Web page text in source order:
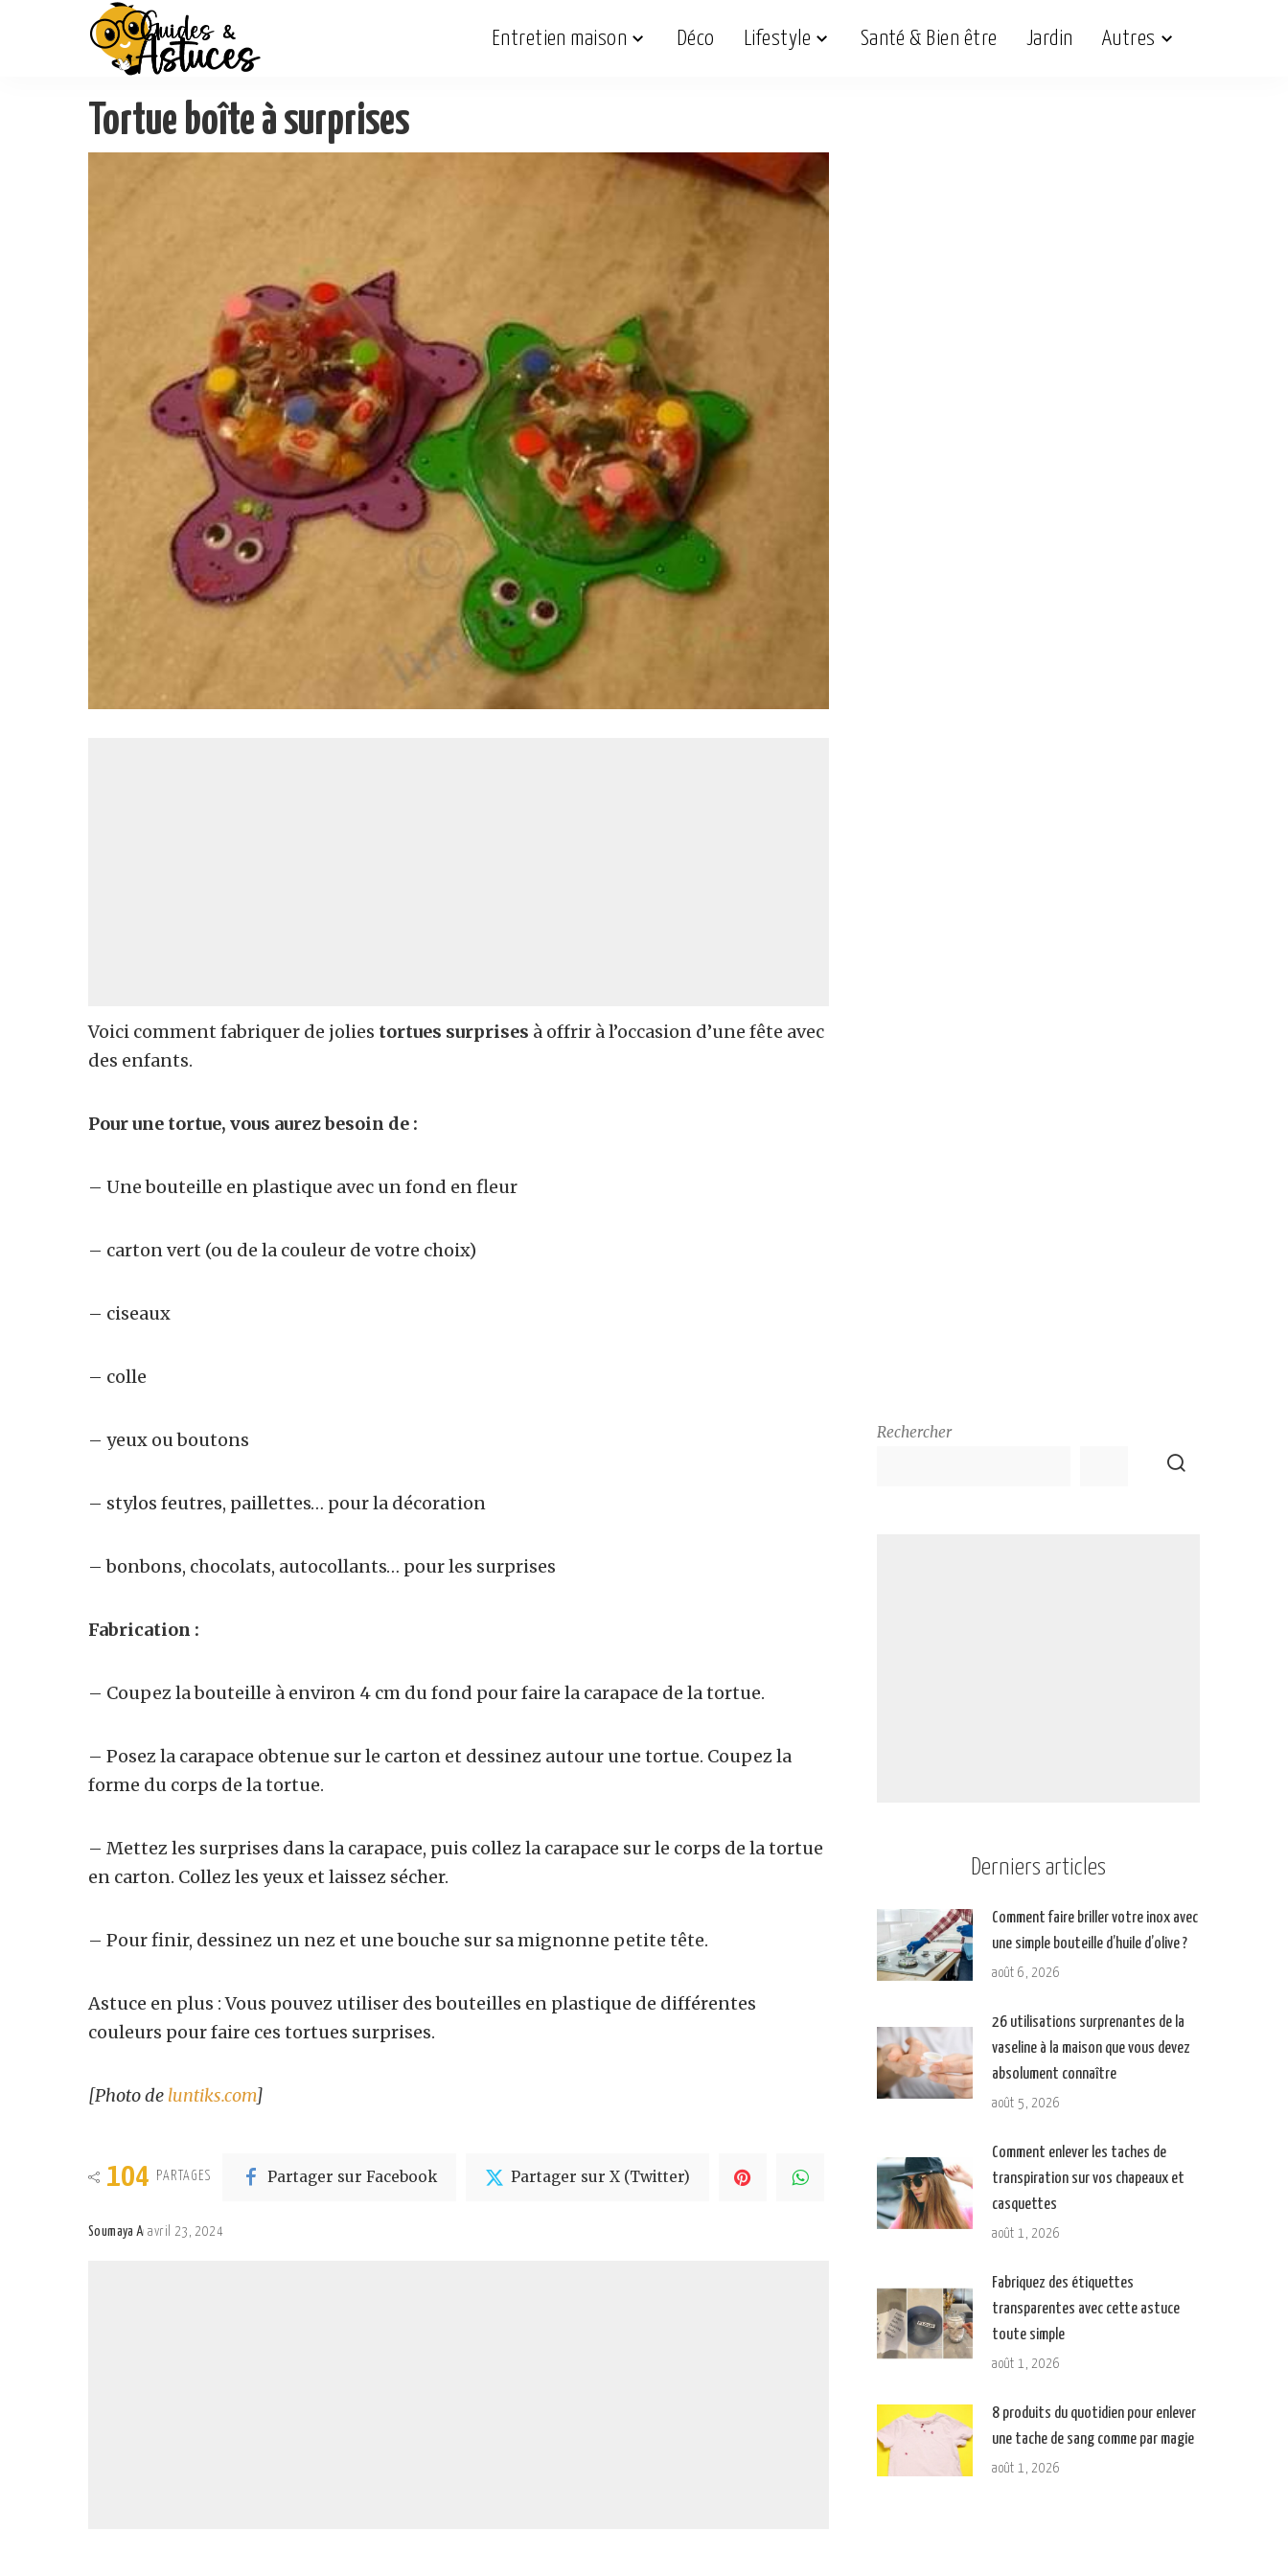
Entretien maison Déco Lifestyle Santé & Bien être Jardin Autres
Tortue boîte à surprises
Voici comment fabriquer de jolies tortues surprises à offrir à l’occasion d’une fête avec
des enfants.
Pour une tortue, vous aurez besoin de :
– Une bouteille en plastique avec un fond en fleur
– carton vert (ou de la couleur de votre choix)
– ciseaux
– colle
– yeux ou boutons
– stylos feutres, paillettes… pour la décoration
– bonbons, chocolats, autocollants… pour les surprises
Fabrication :
– Coupez la bouteille à environ 4 cm du fond pour faire la carapace de la tortue.
– Posez la carapace obtenue sur le carton et dessinez autour une tortue. Coupez la
forme du corps de la tortue.
– Mettez les surprises dans la carapace, puis collez la carapace sur le corps de la tortue
en carton. Collez les yeux et laissez sécher.
– Pour finir, dessinez un nez et une bouche sur sa mignonne petite tête.
Astuce en plus : Vous pouvez utiliser des bouteilles en plastique de différentes
couleurs pour faire ces tortues surprises.
[Photo de luntiks.com]
104 PARTAGES Partager sur Facebook Partager sur X (Twitter)
Posted
Soumaya A avril 23, 2024
Rechercher
Derniers articles
Comment faire briller votre inox avec
une simple bouteille d’huile d’olive ?
août 6, 2026
26 utilisations surprenantes de la
vaseline à la maison que vous devez
absolument connaître
août 5, 2026
Comment enlever les taches de
transpiration sur vos chapeaux et
casquettes
août 1, 2026
Fabriquez des étiquettes
transparentes avec cette astuce
toute simple
août 1, 2026
8 produits du quotidien pour enlever
une tache de sang comme par magie
août 1, 2026